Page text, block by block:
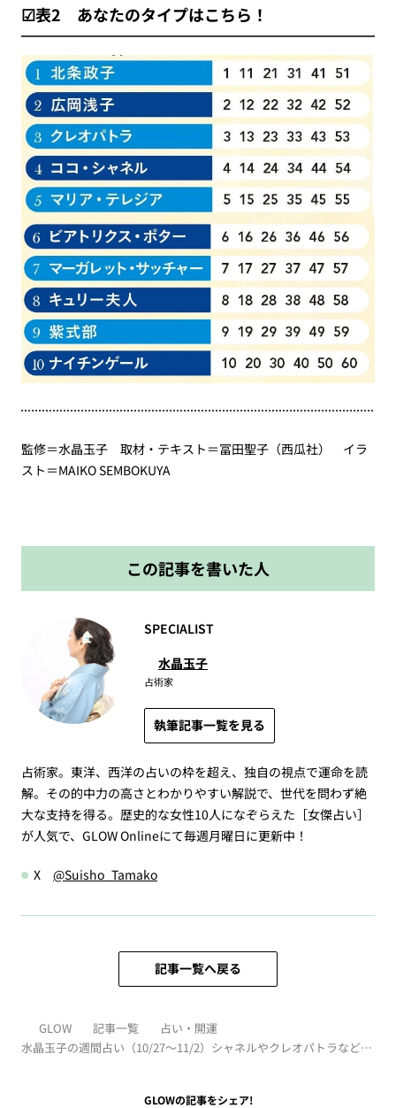
☑表2 あなたのタイプはこちら！
監修＝水晶玉子 取材・テキスト＝冨田聖子（西瓜社） イラ
スト＝MAIKO SEMBOKUYA
この記事を書いた人
SPECIALIST
水晶玉子
占術家
執筆記事一覧を見る
占術家。東洋、西洋の占いの枠を超え、独自の視点で運命を読
解。その的中力の高さとわかりやすい解説で、世代を問わず絶
大な支持を得る。歴史的な女性10人になぞらえた［女傑占い］
が人気で、GLOW Onlineにて毎週月曜日に更新中！
X @Suisho_Tamako
記事一覧へ戻る
GLOW 記事一覧
占い・開運
水晶玉子の週間占い（10/27～11/2）シャネルやクレオパトラなど歴
GLOWの記事をシェア!